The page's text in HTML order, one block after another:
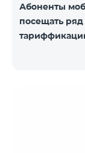
Абоненты
посещать ряд